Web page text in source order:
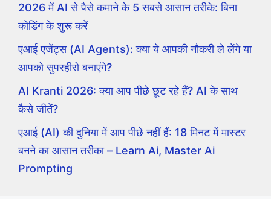
2026 में AI से पैसे कमाने के 5 सबसे आसान तरीके: बिना
कोडिंग के शुरू करें
एआई एजेंट्स (AI Agents): क्या ये आपकी नौकरी ले लेंगे या
आपको सुपरहीरो बनाएंगे?
AI Kranti 2026: क्या आप पीछे छूट रहे हैं? AI के साथ
कैसे जीतें?
एआई (AI) की दुनिया में आप पीछे नहीं हैं: 18 मिनट में मास्टर
बनने का आसान तरीका – Learn Ai, Master Ai
Prompting